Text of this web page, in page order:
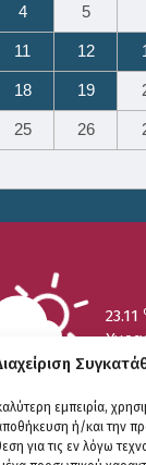
εμπειρία,
ή/και την
για τις εν λόγω
4 5
11 12
18 19
25 26
23.11